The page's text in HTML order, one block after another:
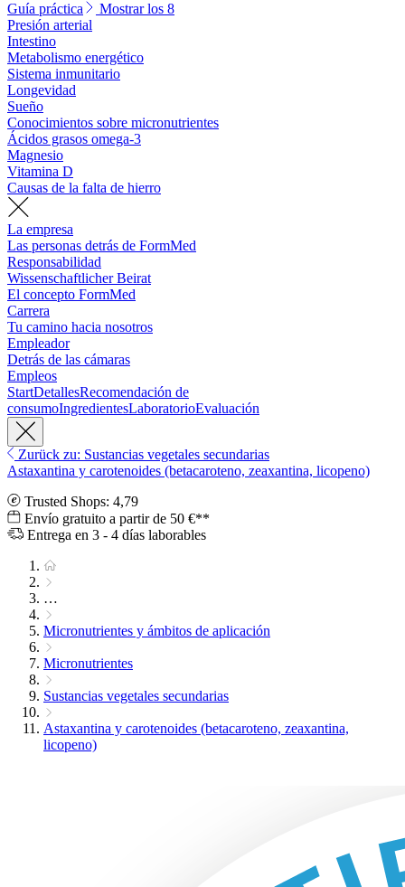
Guía práctica
Mostrar los 8
Presión arterial
Intestino
Metabolismo energético
Sistema inmunitario
Longevidad
Sueño
Conocimientos sobre micronutrientes
Ácidos grasos omega-3
Magnesio
Vitamina D
Causas de la falta de hierro
La empresa
Las personas detrás de FormMed
Responsabilidad
Wissenschaftlicher Beirat
El concepto FormMed
Carrera
Tu camino hacia nosotros
Empleador
Detrás de las cámaras
Empleos
StartDetallesRecomendación de
consumoIngredientesLaboratorioEvaluación
Zurück zu: Sustancias vegetales secundarias
Astaxantina y carotenoides (betacaroteno, zeaxantina, licopeno)
Trusted Shops: 4,79
Envío gratuito a partir de 50 €**
Entrega en 3 - 4 días laborables
…
Micronutrientes y ámbitos de aplicación
Micronutrientes
Sustancias vegetales secundarias
Astaxantina y carotenoides (betacaroteno, zeaxantina,
licopeno)